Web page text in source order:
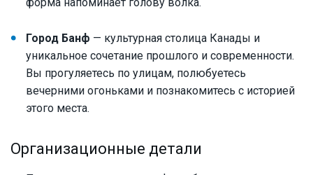
Город Банф — культурная столица Канады и
уникальное сочетание прошлого и современности.
Вы прогуляетесь по улицам, полюбуетесь
вечерними огоньками и познакомитесь с историей
этого места.
Организационные детали